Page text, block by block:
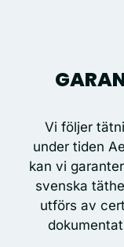
Vi följer
under tiden
kan vi
svenska
utförs av